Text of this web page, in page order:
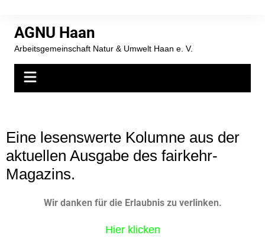
AGNU Haan
Arbeitsgemeinschaft Natur & Umwelt Haan e. V.
Eine lesenswerte Kolumne aus der
aktuellen Ausgabe des fairkehr-
Magazins.
Wir danken für die Erlaubnis zu verlinken.
Hier klicken